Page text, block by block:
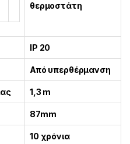
θερμοστάτη
IP 20
Από υπερθέρμανση
1,3 m
87mm
10 χρόνια